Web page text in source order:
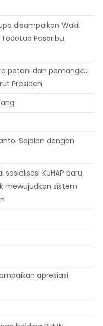
disampaikan Wakil
Pasaribu.
petani dan pemangku
Presiden
Sejalan dengan
KUHAP baru
mewujudkan sistem
apresiasi